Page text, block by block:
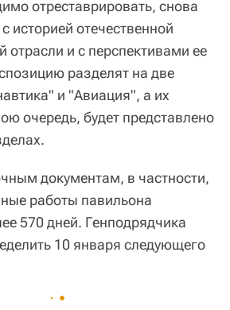
отреставрировать, снова
историей отечественной
отрасли и с перспективами ее
разделят на две
и "Авиация", а их
очередь, будет представлено
документам, в частности,
работы павильона
570 дней. Генподрядчика
10 января следующего